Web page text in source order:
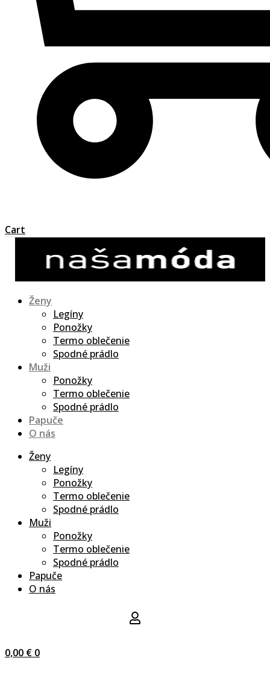
Cart
Ženy
Legíny
Ponožky
Termo oblečenie
Spodné prádlo
Muži
Ponožky
Termo oblečenie
Spodné prádlo
Papuče
O nás
Ženy
Legíny
Ponožky
Termo oblečenie
Spodné prádlo
Muži
Ponožky
Termo oblečenie
Spodné prádlo
Papuče
O nás
0,00 € 0